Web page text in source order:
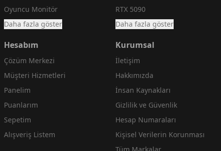
Oyuncu Monitör
Daha fazla göster
RTX 5090
Daha fazla göster
Hesabım
Çözüm Merkezi
Müşteri Hizmetleri
Panelim
Puanlarım
Sepetim
Alışveriş Listem
Kurumsal
İletişim
Hakkımızda
İnsan Kaynakları
Gizlilik ve Güvenlik
Hesap Numaraları
Kişisel Verilerin Korunması